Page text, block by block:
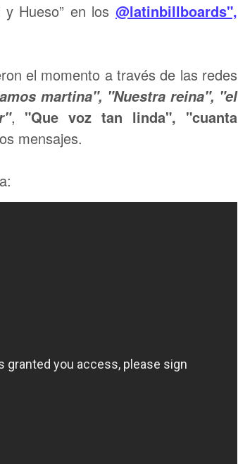
Hueso” en los @latinbillboards",
el momento a través de las redes
martina", "Nuestra reina", "el
, "Que voz tan linda", "cuanta
mensajes.